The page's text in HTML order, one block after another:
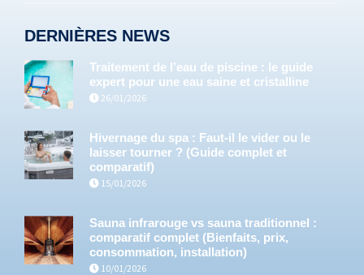
DERNIÈRES NEWS
Traitement de l’eau de piscine : le guide
expert pour une eau saine et cristalline
26/01/2026
Hivernage du spa : Faut-il le vider ou le
laisser tourner ? (Guide complet et
comparatif)
15/01/2026
Sauna infrarouge vs sauna traditionnel :
comparatif complet (Bienfaits, prix,
consommation, installation)
10/01/2026